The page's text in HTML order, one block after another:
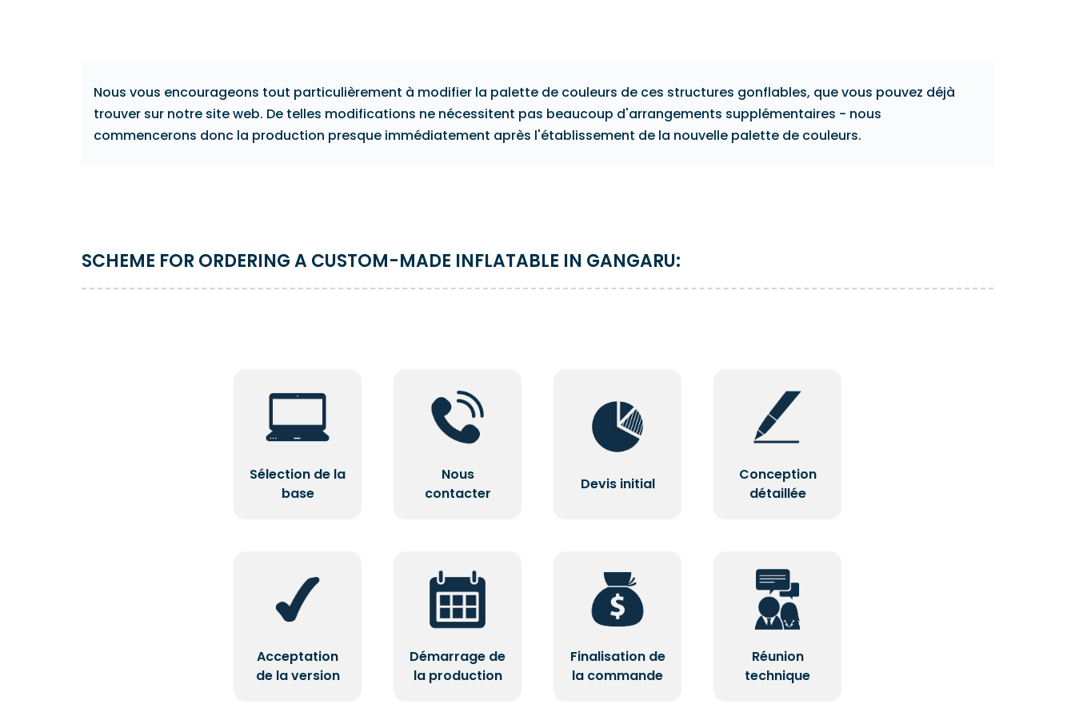
documentation requise en Pologne,
veuillez visiter notre blog.
fabricants.
Nous vous encourageons tout particulièrement à modifier la palette de couleurs de ces structures gonflables, que vous pouvez déjà
trouver sur notre site web. De telles modifications ne nécessitent pas beaucoup d'arrangements supplémentaires - nous
commencerons donc la production presque immédiatement après l'établissement de la nouvelle palette de couleurs.
SCHEME FOR ORDERING A CUSTOM-MADE INFLATABLE IN GANGARU:
Sélection de la
base
Nous
contacter
Devis initial
Conception
détaillée
Acceptation
de la version
Démarrage de
la production
Finalisation de
la commande
Réunion
technique